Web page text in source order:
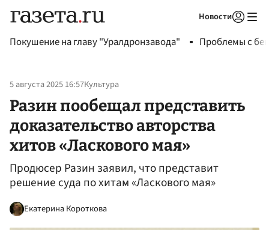
Новости
Покушение на главу "Уралдронзавода" Проблемы с
5 августа 2025 16:57Культура
Разин пообещал представить
доказательство авторства
хитов «Ласкового мая»
Продюсер Разин заявил, что представит
решение суда по хитам «Ласкового мая»
Екатерина Короткова